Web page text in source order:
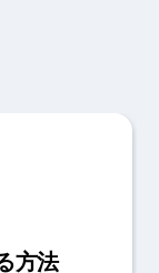
方法